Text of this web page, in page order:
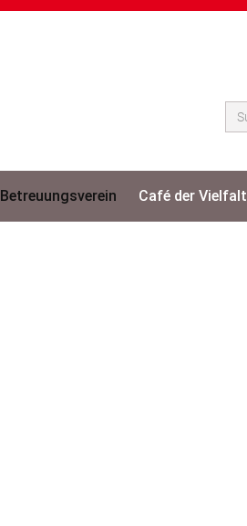
Betreuungsverein Café der Vielfalt